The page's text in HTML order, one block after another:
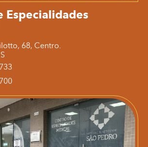
Especialidades
68, Centro.